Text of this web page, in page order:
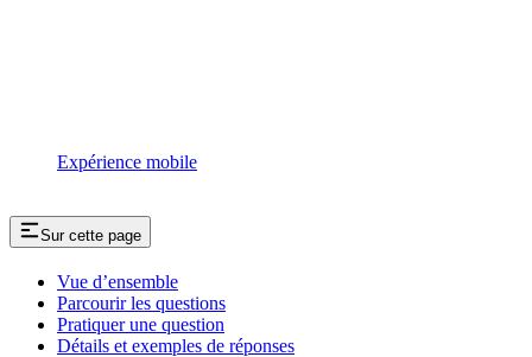
Expérience mobile
Sur cette page
Vue d’ensemble
Parcourir les questions
Pratiquer une question
Détails et exemples de réponses